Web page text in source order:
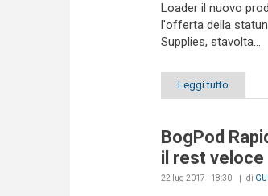
Loader il nuovo
l'offerta della
Supplies, stavolta...
Leggi tutto
BogPod
il rest veloce
22 lug 2017 - 18:30 di